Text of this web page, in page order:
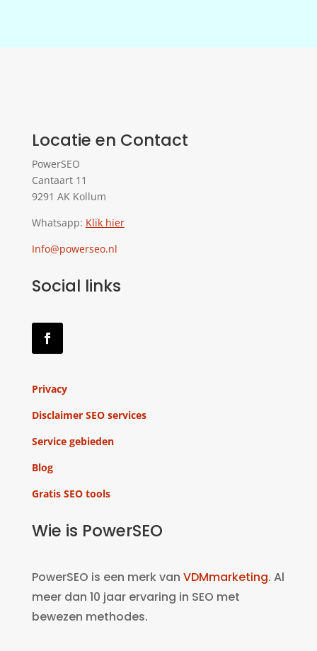
Locatie en Contact
PowerSEO
Cantaart 11
9291 AK Kollum
Whatsapp: Klik hier
Info@powerseo.nl
Social links
Privacy
Disclaimer SEO services
Service gebieden
Blog
Gratis SEO tools
Wie is PowerSEO
PowerSEO is een merk van VDMmarketing. Al
meer dan 10 jaar ervaring in SEO met
bewezen methodes.